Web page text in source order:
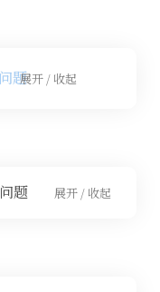
题展开 / 收起
题 展开 / 收起